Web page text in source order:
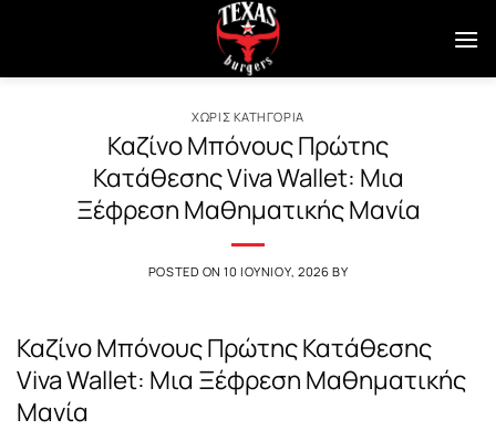
ΧΩΡΊΣ ΚΑΤΗΓΟΡΊΑ
Καζίνο Μπόνους Πρώτης
Κατάθεσης Viva Wallet: Μια
Ξέφρεση Μαθηματικής Μανία
POSTED ON10 ΙΟΥΝΊΟΥ, 2026 BY
Καζίνο Μπόνους Πρώτης Κατάθεσης
Viva Wallet: Μια Ξέφρεση Μαθηματικής
Μανία